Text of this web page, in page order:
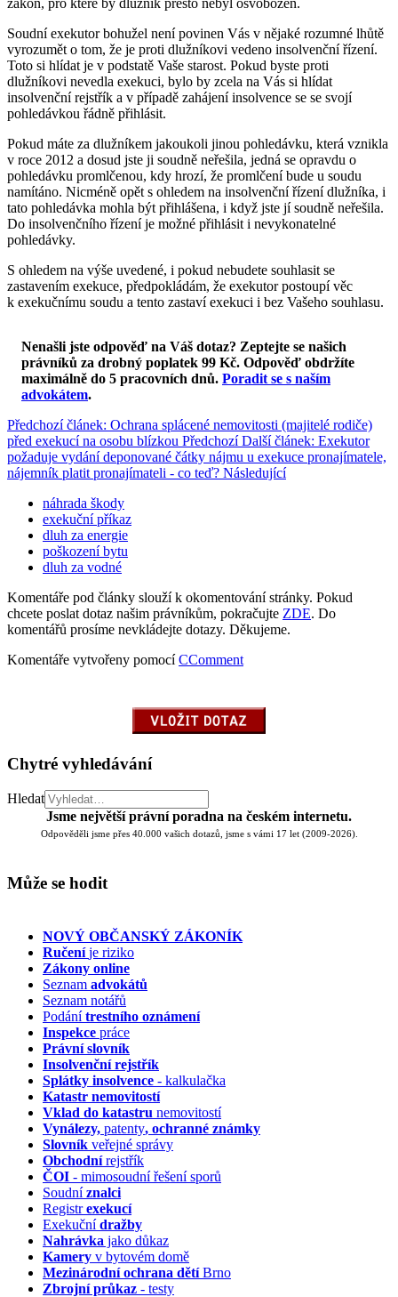
Soudní exekutor bohužel není povinen Vás v nějaké rozumné lhůtě
vyrozumět o tom, že je proti dlužníkovi vedeno insolvenční řízení.
Toto si hlídat je v podstatě Vaše starost. Pokud byste proti
dlužníkovi nevedla exekuci, bylo by zcela na Vás si hlídat
insolvenční rejstřík a v případě zahájení insolvence se se svojí
pohledávkou řádně přihlásit.
Pokud máte za dlužníkem jakoukoli jinou pohledávku, která vznikla
v roce 2012 a dosud jste ji soudně neřešila, jedná se opravdu o
pohledávku promlčenou, kdy hrozí, že promlčení bude u soudu
namítáno. Nicméně opět s ohledem na insolvenční řízení dlužníka, i
tato pohledávka mohla být přihlášena, i když jste jí soudně neřešila.
Do insolvenčního řízení je možné přihlásit i nevykonatelné
pohledávky.
S ohledem na výše uvedené, i pokud nebudete souhlasit se
zastavením exekuce, předpokládám, že exekutor postoupí věc
k exekučnímu soudu a tento zastaví exekuci i bez Vašeho souhlasu.
Nenašli jste odpověď na Váš dotaz? Zeptejte se našich
právníků za drobný poplatek 99 Kč. Odpověď obdržíte
maximálně do 5 pracovních dnů. Poradit se s naším
advokátem.
Předchozí článek: Ochrana splácené nemovitosti (majitelé rodiče)
před exekucí na osobu blízkou Předchozí Další článek: Exekutor
požaduje vydání deponované čátky nájmu u exekuce pronajímatele,
nájemník platit pronajímateli - co teď? Následující
náhrada škody
exekuční příkaz
dluh za energie
poškození bytu
dluh za vodné
Komentáře pod články slouží k okomentování stránky. Pokud
chcete poslat dotaz našim právníkům, pokračujte ZDE. Do
komentářů prosíme nevkládejte dotazy. Děkujeme.
Komentáře vytvořeny pomocíCComment
Chytré vyhledávání
Hledat
Jsme největší právní poradna na českém internetu.
Odpověděli jsme přes 40.000 vašich dotazů, jsme s vámi 17 let (2009-2026).
Může se hodit
NOVÝ OBČANSKÝ ZÁKONÍK
Ručeníje riziko
Zákony online
Seznam advokátů
Seznam notářů
Podánítrestního oznámení
Inspekce práce
Právní slovník
Insolvenčnírejstřík
Splátky insolvence - kalkulačka
Katastr nemovitostí
Vklad do katastru nemovitostí
Vynálezy, patenty, ochranné známky
Slovník veřejné správy
Obchodnírejstřík
ČOI - mimosoudní řešení sporů
Soudníznalci
Registrexekucí
Exekučnídražby
Nahrávka jako důkaz
Kamery v bytovém domě
Mezinárodní ochrana dětíBrno
Zbrojní průkaz - testy